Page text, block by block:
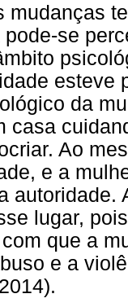
mudanças
se
esteve
da
casa
Ao
e a
autoridade.
lugar,
que a
e a